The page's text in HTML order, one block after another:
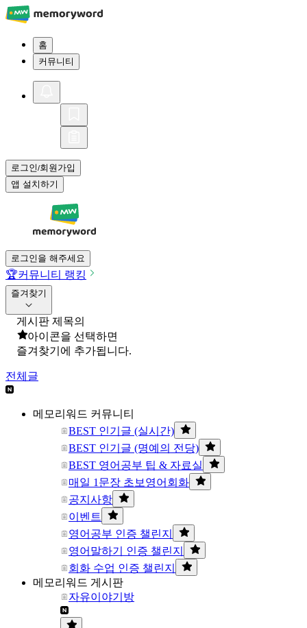
홈
커뮤니티
로그인/회원가입
앱 설치하기
로그인을 해주세요
🏆커뮤니티 랭킹
즐겨찾기
게시판 제목의
아이콘을 선택하면
즐겨찾기에 추가됩니다.
전체글
메모리워드 커뮤니티
BEST 인기글 (실시간)
BEST 인기글 (명예의 전당)
BEST 영어공부 팁 & 자료실
매일 1문장 초보영어회화
공지사항
이벤트
영어공부 인증 챌린지
영어말하기 인증 챌린지
회화 수업 인증 챌린지
메모리워드 게시판
자유이야기방